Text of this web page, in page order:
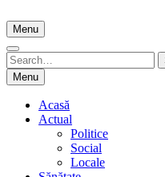
to
content
Menu
Search
for:
Search
Menu
Acasă
Actual
Politice
Social
Locale